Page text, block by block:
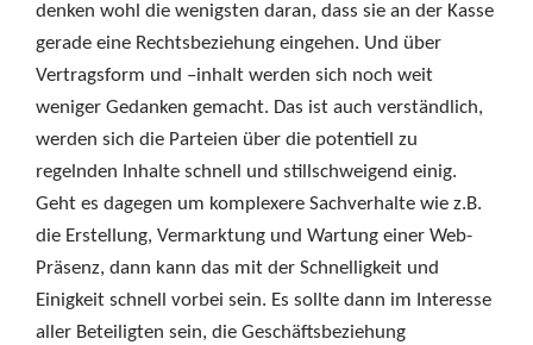
denken wohl die wenigsten daran, dass sie an der Kasse
gerade eine Rechtsbeziehung eingehen. Und über
Vertragsform und –inhalt werden sich noch weit
weniger Gedanken gemacht. Das ist auch verständlich,
werden sich die Parteien über die potentiell zu
regelnden Inhalte schnell und stillschweigend einig.
Geht es dagegen um komplexere Sachverhalte wie z.B.
die Erstellung, Vermarktung und Wartung einer Web-
Präsenz, dann kann das mit der Schnelligkeit und
Einigkeit schnell vorbei sein. Es sollte dann im Interesse
aller Beteiligten sein, die Geschäftsbeziehung